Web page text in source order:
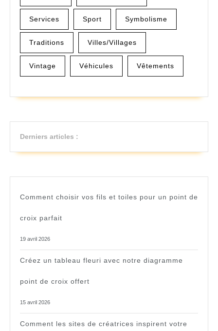
Services Sport Symbolisme
Traditions Villes/Villages
Vintage Véhicules Vêtements
Derniers articles :
Comment choisir vos fils et toiles pour un point de
croix parfait
19 avril 2026
Créez un tableau fleuri avec notre diagramme
point de croix offert
15 avril 2026
Comment les sites de créatrices inspirent votre